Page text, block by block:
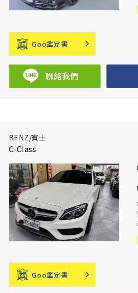
Goo鑑定書
聯絡我們
BENZ/賓士
C-Class
Goo鑑定書